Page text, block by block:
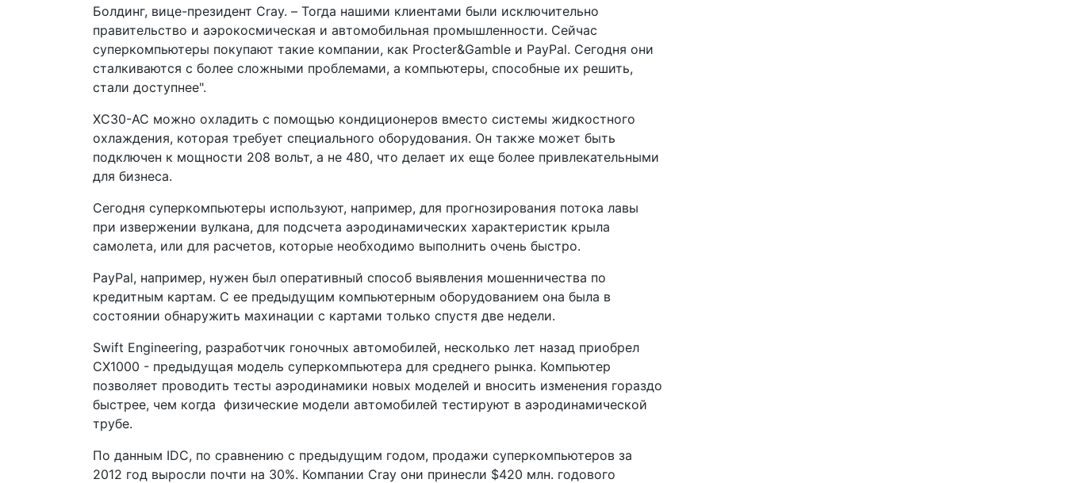
Болдинг, вице-президент Cray. – Тогда нашими клиентами были исключительно
правительство и аэрокосмическая и автомобильная промышленности. Сейчас
суперкомпьютеры покупают такие компании, как Procter&Gamble и PayPal. Сегодня они
сталкиваются с более сложными проблемами, а компьютеры, способные их решить,
стали доступнее".
XC30-AC можно охладить с помощью кондиционеров вместо системы жидкостного
охлаждения, которая требует специального оборудования. Он также может быть
подключен к мощности 208 вольт, а не 480, что делает их еще более привлекательными
для бизнеса.
Сегодня суперкомпьютеры используют, например, для прогнозирования потока лавы
при извержении вулкана, для подсчета аэродинамических характеристик крыла
самолета, или для расчетов, которые необходимо выполнить очень быстро.
PayPal, например, нужен был оперативный способ выявления мошенничества по
кредитным картам. С ее предыдущим компьютерным оборудованием она была в
состоянии обнаружить махинации с картами только спустя две недели.
Swift Engineering, разработчик гоночных автомобилей, несколько лет назад приобрел
CX1000 - предыдущая модель суперкомпьютера для среднего рынка. Компьютер
позволяет проводить тесты аэродинамики новых моделей и вносить изменения гораздо
быстрее, чем когда физические модели автомобилей тестируют в аэродинамической
трубе.
По данным IDC, по сравнению с предыдущим годом, продажи суперкомпьютеров за
2012 год выросли почти на 30%. Компании Cray они принесли $420 млн. годового